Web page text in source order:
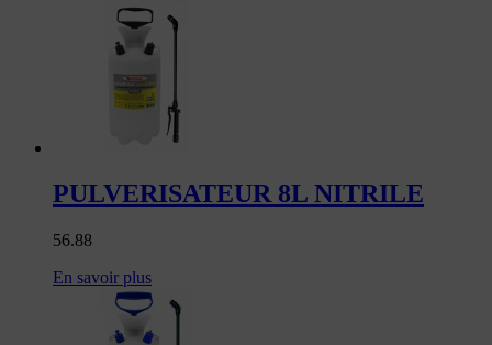
PULVERISATEUR 8L NITRILE
56.88
En savoir plus